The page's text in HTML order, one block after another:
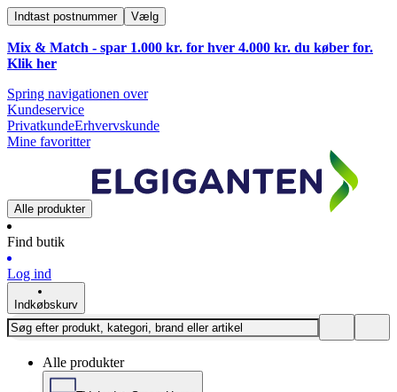
Indtast postnummer Vælg
Mix & Match - spar 1.000 kr. for hver 4.000 kr. du køber for.
Klik her
Spring navigationen over
Kundeservice
PrivatkundeErhvervskunde
Mine favoritter
Alle produkter
Find butik
Log ind
Indkøbskurv
Alle produkter